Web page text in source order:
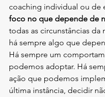
coaching individual ou de
foco no que depende de
todas as circunstâncias da
há sempre algo que
Há sempre um
podemos adoptar. Há
ação que podemos
última instância, decidir